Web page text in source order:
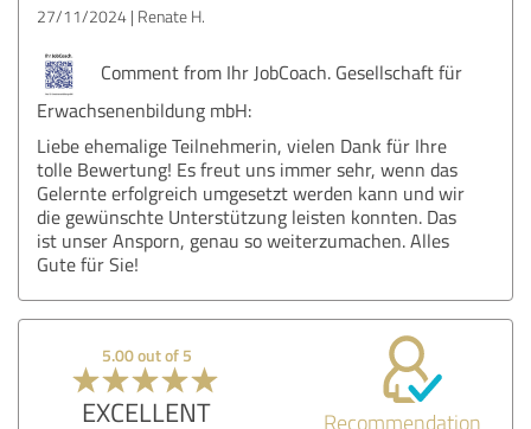
27/11/2024 Renate H.
Comment from Ihr JobCoach. Gesellschaft für
Erwachsenenbildung mbH:
Liebe ehemalige Teilnehmerin, vielen Dank für Ihre
tolle Bewertung! Es freut uns immer sehr, wenn das
Gelernte erfolgreich umgesetzt werden kann und wir
die gewünschte Unterstützung leisten konnten. Das
ist unser Ansporn, genau so weiterzumachen. Alles
Gute für Sie!
5.00 out of 5
EXCELLENT Recommendation